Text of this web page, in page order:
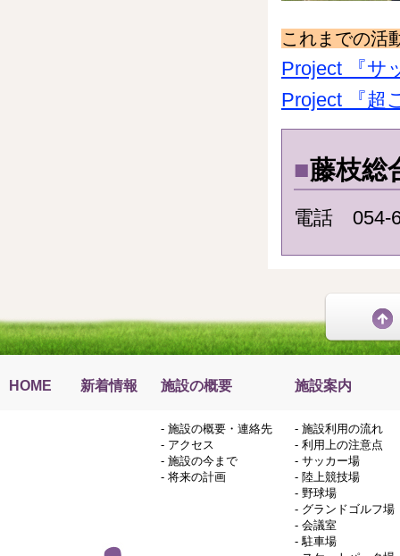
これまでの活
Project 『サ
Project 『超
■藤枝総
電話 054-
HOME 新着情報 施設の概要 施設案内
- 施設の概要・連絡先
- アクセス
- 施設の今まで
- 将来の計画
- 施設利用の流れ
- 利用上の注意点
- サッカー場
- 陸上競技場
- 野球場
- グランドゴルフ場
- 会議室
- 駐車場